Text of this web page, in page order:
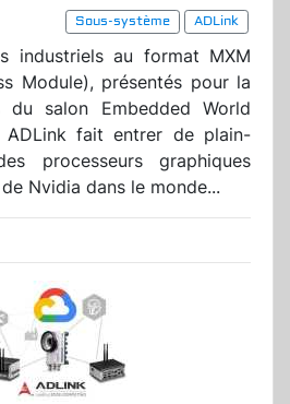
Sous-système
ADLink
industriels au format MXM
Module), présentés pour la
salon Embedded World
ADLink fait entrer de plain-
processeurs graphiques
Nvidia dans le monde...